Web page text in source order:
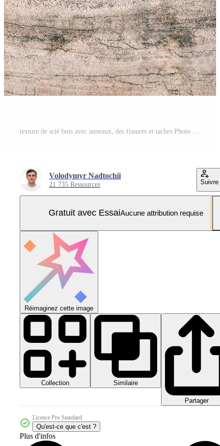
Volodymyr Nadtochii
21 735 Ressources Suivre
Gratuit avec EssaiAucune attribution requise
Réimaginez cette image
Collection Similaire
Partager
Licence Pro Standard
Qu'est-ce que c'est ?
Plus d'infos